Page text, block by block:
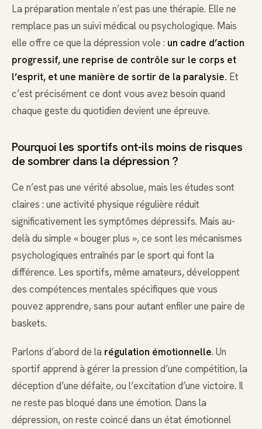
La préparation mentale n’est pas une thérapie. Elle ne
remplace pas un suivi médical ou psychologique. Mais
elle offre ce que la dépression vole : un cadre d’action
progressif, une reprise de contrôle sur le corps et
l’esprit, et une manière de sortir de la paralysie. Et
c’est précisément ce dont vous avez besoin quand
chaque geste du quotidien devient une épreuve.
Pourquoi les sportifs ont-ils moins de risques
de sombrer dans la dépression ?
Ce n’est pas une vérité absolue, mais les études sont
claires : une activité physique régulière réduit
significativement les symptômes dépressifs. Mais au-
delà du simple « bouger plus », ce sont les mécanismes
psychologiques entraînés par le sport qui font la
différence. Les sportifs, même amateurs, développent
des compétences mentales spécifiques que vous
pouvez apprendre, sans pour autant enfiler une paire de
baskets.
Parlons d’abord de la régulation émotionnelle. Un
sportif apprend à gérer la pression d’une compétition, la
déception d’une défaite, ou l’excitation d’une victoire. Il
ne reste pas bloqué dans une émotion. Dans la
dépression, on reste coincé dans un état émotionnel